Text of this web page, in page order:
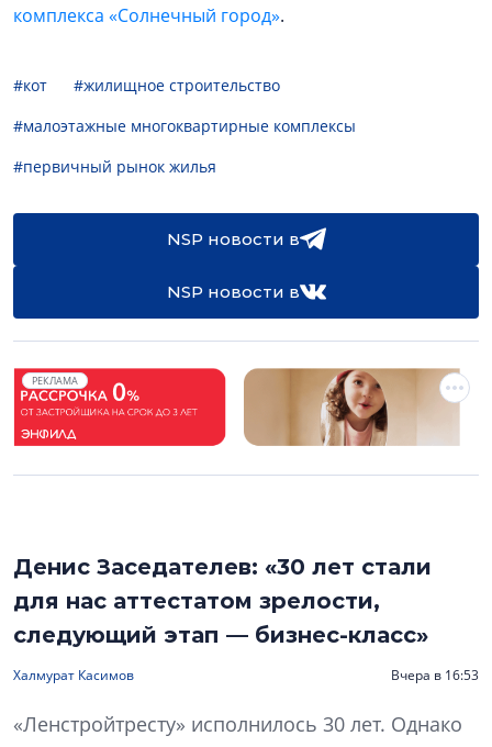
комплекса «Солнечный город».
#кот
#жилищное строительство
#малоэтажные многоквартирные комплексы
#первичный рынок жилья
NSP новости в
NSP новости в
РЕКЛАМА
Денис Заседателев: «30 лет стали
для нас аттестатом зрелости,
следующий этап — бизнес-класс»
Халмурат Касимов Вчера в 16:53
«Ленстройтресту» исполнилось 30 лет. Однако